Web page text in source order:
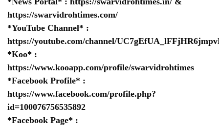
https://swarvidrohtimes.com/
*YouTube Channel* :
https://youtube.com/channel/
*Koo* :
https://www.kooapp.com/profile/swarvidrohtimes
*Facebook Profile* :
https://www.facebook.com/profile.php?
id=100076756535892
*Facebook Page* :